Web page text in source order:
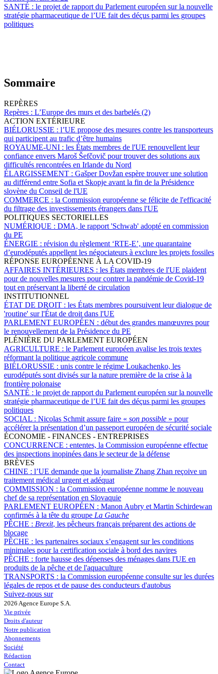
SANTÉ : le projet de rapport du Parlement européen sur la nouvelle
stratégie pharmaceutique de l’UE fait des déçus parmi les groupes
politiques
Sommaire
REPÈRES
Repères : L’Europe des murs et des barbelés (2)
ACTION EXTÉRIEURE
BIÉLORUSSIE : l’UE propose des mesures contre les transporteurs
qui participent au trafic d’être humains
ROYAUME-UNI : les États membres de l'UE renouvellent leur
confiance envers Maroš Šefčovič pour trouver des solutions aux
difficultés rencontrées en Irlande du Nord
ÉLARGISSEMENT : Gašper Dovžan espère trouver une solution
au différend entre Sofia et Skopje avant la fin de la Présidence
slovène du Conseil de l'UE
COMMERCE : la Commission européenne se félicite de l'efficacité
du filtrage des investissements étrangers dans l'UE
POLITIQUES SECTORIELLES
NUMÉRIQUE : DMA, le rapport 'Schwab' adopté en commission
du PE
ÉNERGIE : révision du règlement ‘RTE-E’, une quarantaine
d’eurodéputés appellent les négociateurs à exclure les projets fossiles
RÉPONSE EUROPÉENNE À LA COVID-19
AFFAIRES INTÉRIEURES : les États membres de l'UE plaident
pour de nouvelles mesures pour contrer la pandémie de Covid-19
tout en préservant la liberté de circulation
INSTITUTIONNEL
ÉTAT DE DROIT : les États membres poursuivent leur dialogue de
'routine' sur l'État de droit dans l'UE
PARLEMENT EUROPÉEN : début des grandes manœuvres pour
le renouvellement de la Présidence du PE
PLÉNIÈRE DU PARLEMENT EUROPÉEN
AGRICULTURE : le Parlement européen avalise les trois textes
réformant la politique agricole commune
BIÉLORUSSIE : unis contre le régime Loukachenko, les
eurodéputés sont divisés sur la nature première de la crise à la
frontière polonaise
SANTÉ : le projet de rapport du Parlement européen sur la nouvelle
stratégie pharmaceutique de l’UE fait des déçus parmi les groupes
politiques
SOCIAL : Nicolas Schmit assure faire « son possible » pour
accélérer la présentation d’un passeport européen de sécurité sociale
ÉCONOMIE - FINANCES - ENTREPRISES
CONCURRENCE : ententes, la Commission européenne effectue
des inspections inopinées dans le secteur de la défense
BRÈVES
CHINE : l’UE demande que la journaliste Zhang Zhan reçoive un
traitement médical urgent et adéquat
COMMISSION : la Commission européenne nomme le nouveau
chef de sa représentation en Slovaquie
PARLEMENT EUROPÉEN : Manon Aubry et Martin Schirdewan
confirmés à la tête du groupe La Gauche
PÊCHE : Brexit, les pêcheurs français préparent des actions de
blocage
PÊCHE : les partenaires sociaux s’engagent sur les conditions
minimales pour la certification sociale à bord des navires
PÊCHE : forte hausse des dépenses des ménages dans l'UE en
produits de la pêche et de l'aquaculture
TRANSPORTS : la Commission européenne consulte sur les durées
légales de repos et de pause des conducteurs d'autobus
Suivez-nous sur
2026 Agence Europe S.A.
Vie privée
Droits d'auteur
Notre publication
Abonnements
Société
Rédaction
Contact